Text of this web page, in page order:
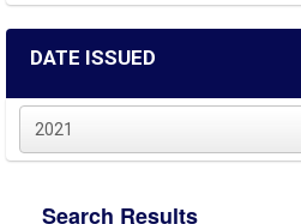
DATE ISSUED
2021
Search Results